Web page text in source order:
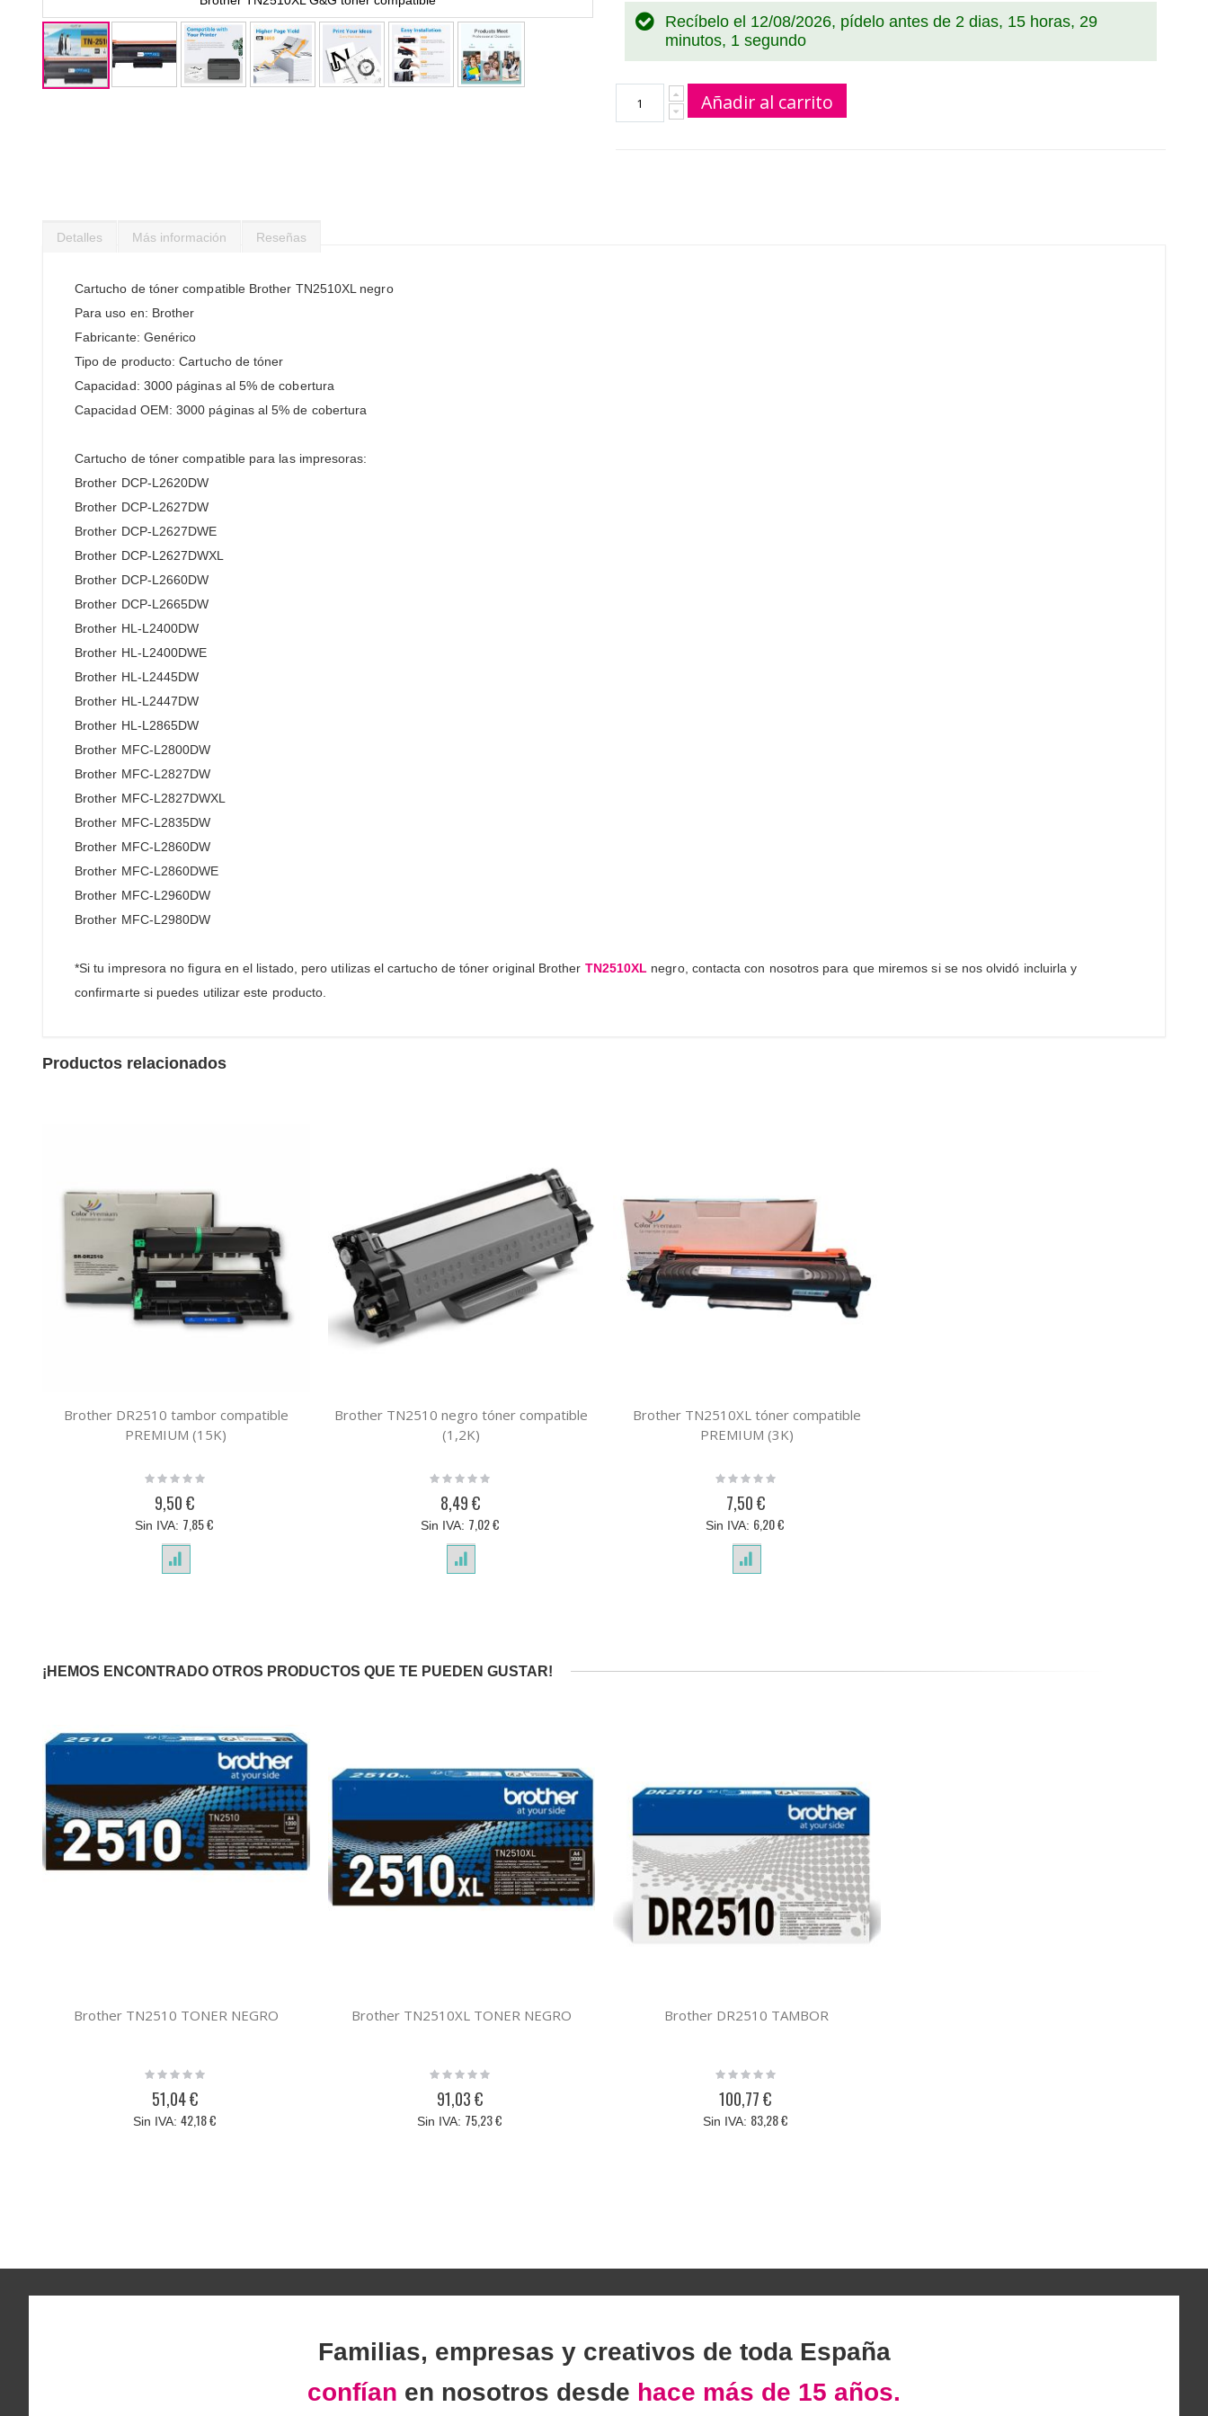
imágenes
Recíbelo el 12/08/2026, pídelo antes de 2 dias, 15 horas, 29
minutos
Añadir al carrito
Detalles
Cartucho de tóner compatible Brother TN2510XL negro
Para uso en: Brother
Fabricante: Genérico
Tipo de producto: Cartucho de tóner
Capacidad: 3000 páginas al 5% de cobertura
Capacidad OEM: 3000 páginas al 5% de cobertura
Cartucho de tóner compatible para las impresoras:
Brother DCP-L2620DW
Brother DCP-L2627DW
Brother DCP-L2627DWE
Brother DCP-L2627DWXL
Brother DCP-L2660DW
Brother DCP-L2665DW
Brother HL-L2400DW
Brother HL-L2400DWE
Brother HL-L2445DW
Brother HL-L2447DW
Brother HL-L2865DW
Brother MFC-L2800DW
Brother MFC-L2827DW
Brother MFC-L2827DWXL
Brother MFC-L2835DW
Brother MFC-L2860DW
Brother MFC-L2860DWE
Brother MFC-L2960DW
Brother MFC-L2980DW
*Si tu impresora no figura en el listado, pero utilizas el cartucho de tóner original Brother TN2510XL negro, contacta con nosotros para que miremos si se nos olvidó incluirla y
confirmarte si puedes utilizar este producto.
Más información Reseñas
Productos relacionados
Brother DR2510 tambor compatible
PREMIUM (15K)
Rating:
9,50 €
7,85 €
Brother TN2510 negro tóner compatible
(1,2K)
Rating:
8,49 €
7,02 €
Brother TN2510XL tóner compatible
PREMIUM (3K)
Rating:
7,50 €
6,20 €
¡HEMOS ENCONTRADO OTROS PRODUCTOS QUE TE PUEDEN GUSTAR!
Brother TN2510 TONER NEGRO
Rating:
51,04 €
42,18 €
Brother TN2510XL TONER NEGRO
Rating:
91,03 €
75,23 €
Brother DR2510 TAMBOR
Rating:
100,77 €
83,28 €
Familias, empresas y creativos de toda España
confían en nosotros desde hace más de 15 años.